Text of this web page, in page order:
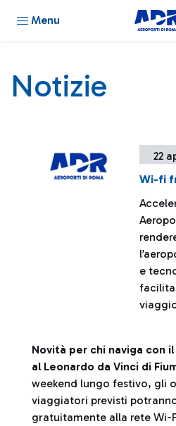
Menu
Notizie
22
Wi-fi
e
Novità per chi naviga con
al Leonardo da Vinci di
weekend lungo festivo, gli
viaggiatori previsti
gratuitamente alla rete Wi-